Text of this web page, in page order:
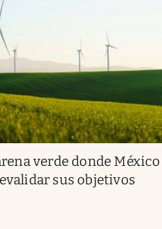
verde donde México
sus objetivos